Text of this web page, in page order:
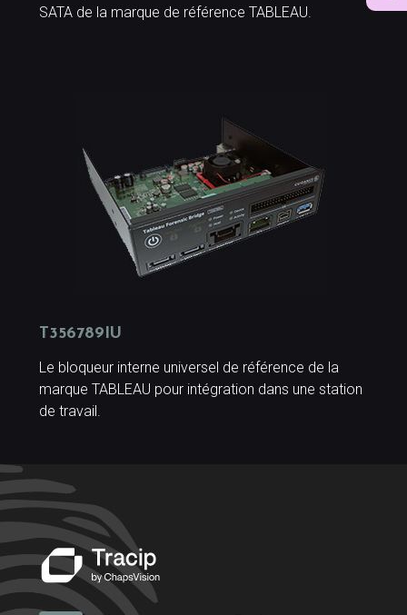
SATA de la marque de référence TABLEAU.
T356789IU
Le bloqueur interne universel de référence de la
marque TABLEAU pour intégration dans une station
de travail.